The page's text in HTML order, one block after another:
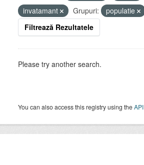
invatamant
Grupuri:
populatie
Filtrează Rezultatele
Please try another search.
You can also access this registry using theAPI